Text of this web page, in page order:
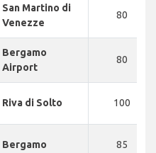
San Martino di
Venezze
80
Bergamo
Airport
80
Riva di Solto 100
Bergamo 85